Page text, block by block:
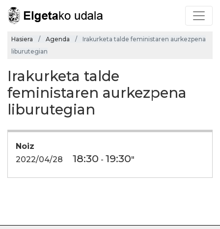
Hasiera Agenda
Irakurketa talde feministaren aurkezpena
liburutegian
Irakurketa talde
feministaren aurkezpena
liburutegian
Noiz
2022/04/28
18:30 - 19:30"